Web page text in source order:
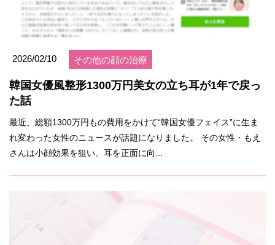
2026/02/10 その他の顔の治療
韓国女優風整形1300万円美女の立ち耳が1年で戻っ
た話
最近、総額1300万円もの費用をかけて“韓国女優フェイス”に生ま
れ変わった女性のニュースが話題になりました。 その女性・もえ
さんは小顔効果を狙い、耳を正面に向...